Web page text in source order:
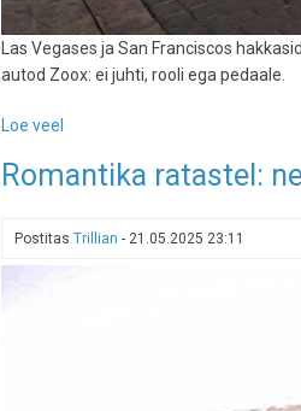
Las Vegases ja San Franciscos
autod Zoox: ei juhti, rooli ega pedaale.
Loe veel
-
robotaksoga
Romantika ratastel:
Postitas Trillian - 21.05.2025 23:11